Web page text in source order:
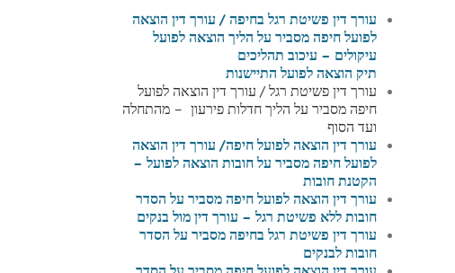
עורך דין פשיטת רגל בחיפה / עורך דין הוצאה
לפועל חיפה מסביר על הליך הוצאה לפועל
עיקולים – עיכוב תהליכים
תיק הוצאה לפועל התיישנות
עורך דין פשיטת רגל / עורך דין הוצאה לפועל
חיפה מסביר על הליך חדלות פירעון – מהתחלה
ועד הסוף
עורך דין הוצאה לפועל חיפה/ עורך דין הוצאה
לפועל חיפהמסביר על חובות הוצאה לפועל –
הקטנת חובות
עורך דין הוצאה לפועל חיפה מסביר על הסדר
חובות ללא פשיטת רגל – עורך דין מול בנקים
עורך דין פשיטת רגל בחיפה מסביר על הסדר
חובות לבנקים